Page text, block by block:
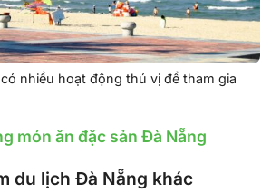
nhiều hoạt động thú vị để tham gia
món ăn đặc sản Đà Nẵng
du lịch Đà Nẵng khác